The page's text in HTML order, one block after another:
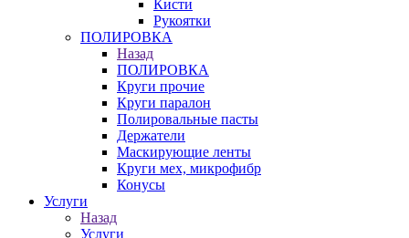
Кисти
Рукоятки
ПОЛИРОВКА
Назад
ПОЛИРОВКА
Круги прочие
Круги паралон
Полировальные пасты
Держатели
Маскирующие ленты
Круги мех, микрофибр
Конусы
Услуги
Назад
Услуги